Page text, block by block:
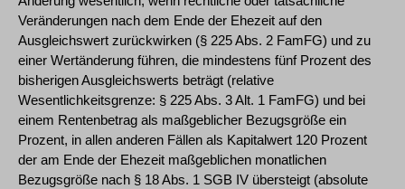
Veränderungen nach dem Ende der Ehezeit auf den
Ausgleichswert zurückwirken (§ 225 Abs. 2 FamFG) und zu
einer Wertänderung führen, die mindestens fünf Prozent des
bisherigen Ausgleichswerts beträgt (relative
Wesentlichkeitsgrenze: § 225 Abs. 3 Alt. 1 FamFG) und bei
einem Rentenbetrag als maßgeblicher Bezugsgröße ein
Prozent, in allen anderen Fällen als Kapitalwert 120 Prozent
der am Ende der Ehezeit maßgeblichen monatlichen
Bezugsgröße nach § 18 Abs. 1 SGB IV übersteigt (absolute